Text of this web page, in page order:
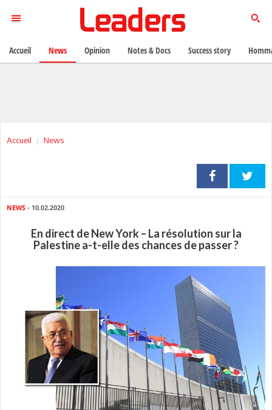
Accueil News
NEWS - 10.02.2020
En direct de New York – La résolution sur la
Palestine a-t-elle des chances de passer ?
Accueil News Opinion Notes & Docs Success story